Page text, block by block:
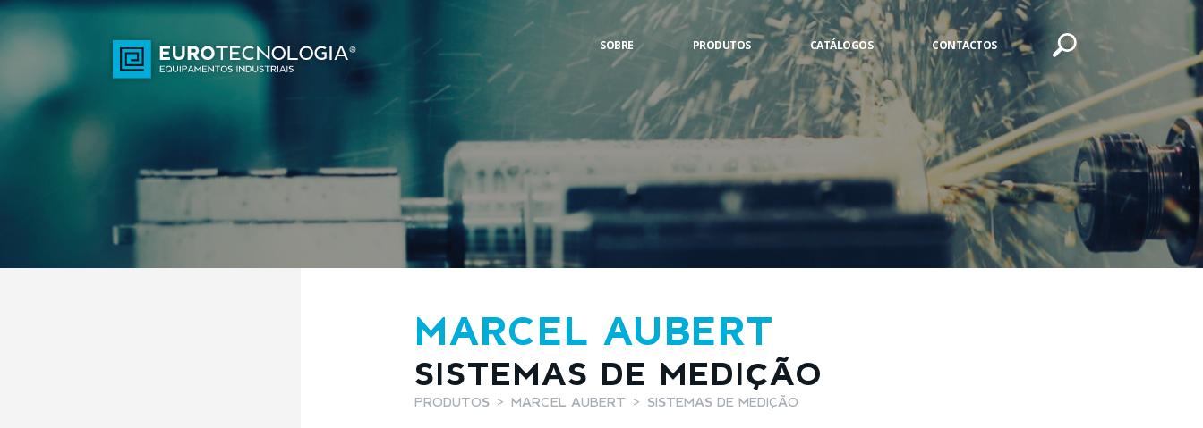
SOBRE PRODUTOS CATÁLOGOS CONTACTOS
MARCEL AUBERT
SISTEMAS DE MEDIÇÃO
PRODUTOS MARCEL AUBERT SISTEMAS DE MEDIÇÃO